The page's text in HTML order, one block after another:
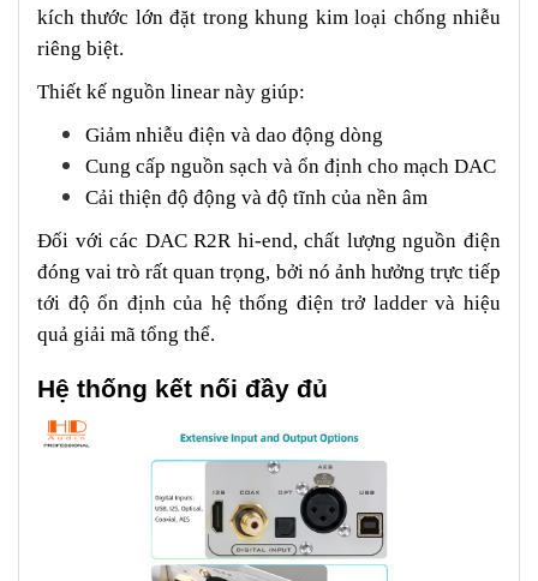
kích thước lớn đặt trong khung kim loại chống nhiễu
riêng biệt.
Thiết kế nguồn linear này giúp:
Giảm nhiễu điện và dao động dòng
Cung cấp nguồn sạch và ổn định cho mạch DAC
Cải thiện độ động và độ tĩnh của nền âm
Đối với các DAC R2R hi-end, chất lượng nguồn điện
đóng vai trò rất quan trọng, bởi nó ảnh hưởng trực tiếp
tới độ ổn định của hệ thống điện trở ladder và hiệu
quả giải mã tổng thể.
Hệ thống kết nối đầy đủ